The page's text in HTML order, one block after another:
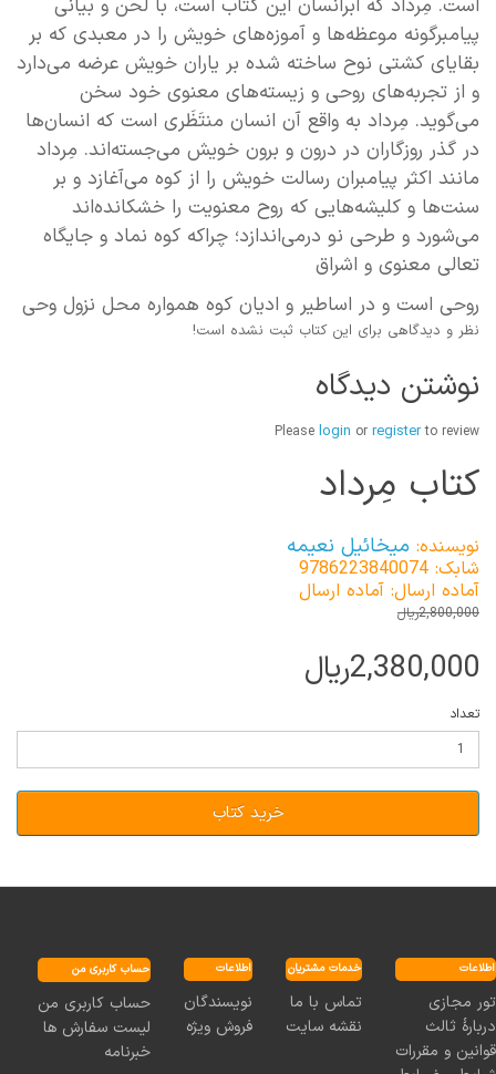
است. مِرداد که ابرانسان این کتاب است، با لحن و بیانی
پیامبرگونه موعظه‌ها و آموزه‌های خویش را در معبدی که بر
بقایای کشتی نوح ساخته شده بر یاران خویش عرضه می‌دارد
و از تجربه‌های روحی و زیسته‌های معنوی خود سخن
می‌گوید. مِرداد به واقع آن انسان منتَظَری است که انسان‌ها
در گذر روزگاران در درون و برون خویش می‌جسته‌اند. مِرداد
مانند اکثر پیامبران رسالت خویش را از کوه می‌آغازد و بر
سنت‌ها و کلیشه‌هایی که روح معنویت را خشکاند‌ه‌اند
می‌شورد و طرحی نو درمی‌اندازد؛ چراکه کوه نماد و جایگاه
تعالی معنوی و اشراق
روحی است و در اساطیر و ادیان کوه همواره محل نزول وحی
نظر و دیدگاهی برای این کتاب ثبت نشده است!
نوشتن دیدگاه
Please login or registerto review
کتاب مِرداد
نویسنده: میخائیل نعیمه
شابک: 9786223840074
آماده ارسال: آماده ارسال
2,800,000ریال
2,380,000ریال
تعداد
خرید کتاب
اطلاعات
تور مجازی
دربارۀ ثالث
قوانین و مقررات
خدمات مشتریان
تماس با ما
نقشه سایت
اطلاعات
نویسندگان
فروش ویژه
حساب کاربری من
حساب کاربری من
لیست سفارش ها
خبرنامه